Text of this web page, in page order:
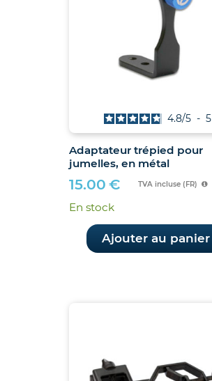
Adaptateur trépied pour
jumelles, en métal
4.8/5 - 5
15.00 € TVA incluse (FR)
En stock
Ajouter au panier